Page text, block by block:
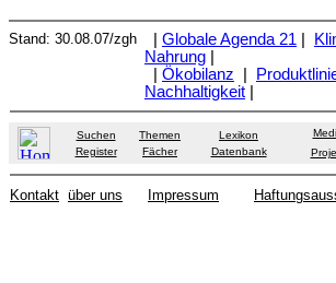
Stand: 30.08.07/zgh Globale Agenda 21
Nahrung
Ökobilanz
Nachhaltigkeit
Suchen Themen
Lexikon
Register
Fächer Datenbank
Kontakt über uns Impressum